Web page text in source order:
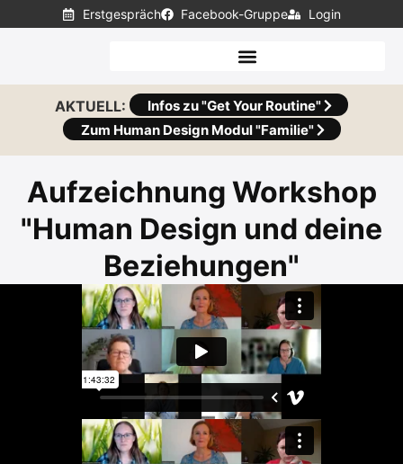
Erstgespräch Facebook-Gruppe Login
AKTUELL:
Infos zu "Get Your Routine"
Zum Human Design Modul "Familie"
Aufzeichnung Workshop
"Human Design und deine
Beziehungen"